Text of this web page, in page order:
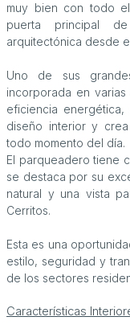
muy bien con todo
puerta principal
arquitectónica desde
Uno de sus
incorporada en
eficiencia
diseño interior y
todo momento del día.
El parqueadero tiene
se destaca por su
natural y una vista
Cerritos.
Esta es una
estilo, seguridad y
de los sectores
Características